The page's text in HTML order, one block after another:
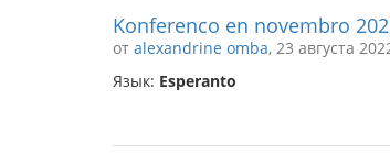
Konferenco en novembro
от alexandrine omba, 23 августа
Язык: Esperanto